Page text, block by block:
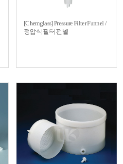
[Chemglass] Pressure Filter Funnel /
정압식 필터 펀넬